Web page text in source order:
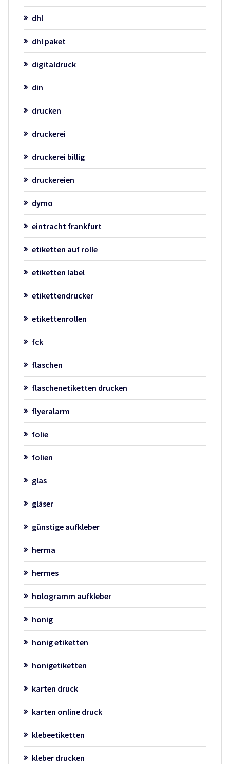
dhl
dhl paket
digitaldruck
din
drucken
druckerei
druckerei billig
druckereien
dymo
eintracht frankfurt
etiketten auf rolle
etiketten label
etikettendrucker
etikettenrollen
fck
flaschen
flaschenetiketten drucken
flyeralarm
folie
folien
glas
gläser
günstige aufkleber
herma
hermes
hologramm aufkleber
honig
honig etiketten
honigetiketten
karten druck
karten online druck
klebeetiketten
kleber drucken